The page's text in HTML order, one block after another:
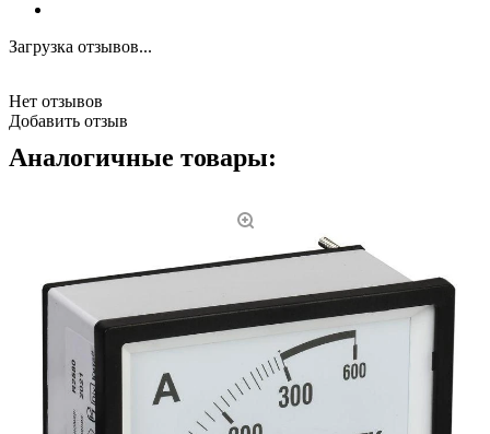
Загрузка отзывов...
Нет отзывов
Добавить отзыв
Аналогичные товары: